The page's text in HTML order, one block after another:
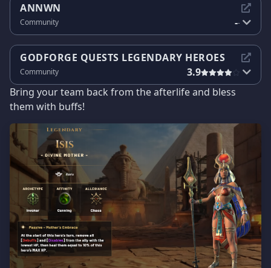
ANNWN
Community --
GODFORGE QUESTS LEGENDARY HEROES
Community
3.9
Bring your team back from the afterlife and bless
them with buffs!